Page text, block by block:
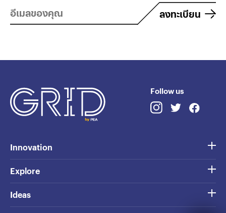
ลงทะเบียน
Follow us
Innovation
Explore
Ideas